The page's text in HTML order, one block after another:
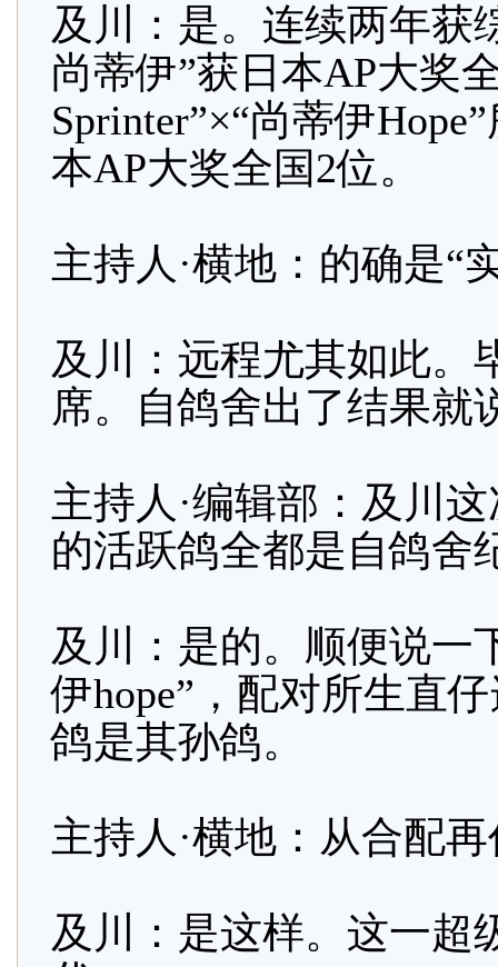
及川：是。连续两年获
尚蒂伊”获日本AP大奖
Sprinter”×“尚蒂伊
本AP大奖全国2位。
主持人·横地：的确是“
及川：远程尤其如此。
席。自鸽舍出了结果就
主持人·编辑部：及川
的活跃鸽全都是自鸽舍
及川：是的。顺便说一
伊hope”，配对所生直
鸽是其孙鸽。
主持人·横地：从合配
及川：是这样。这一超